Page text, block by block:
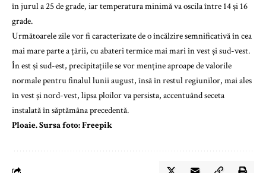
în jurul a 25 de grade, iar temperatura minimă va oscila între 14 și 16
grade.
Următoarele zile vor fi caracterizate de o încălzire semnificativă în cea
mai mare parte a țării, cu abateri termice mai mari în vest și sud-vest.
În est și sud-est, precipitațiile se vor menține aproape de valorile
normale pentru finalul lunii august, însă în restul regiunilor, mai ales
în vest și nord-vest, lipsa ploilor va persista, accentuând seceta
instalată în săptămâna precedentă.
Ploaie. Sursa foto: Freepik